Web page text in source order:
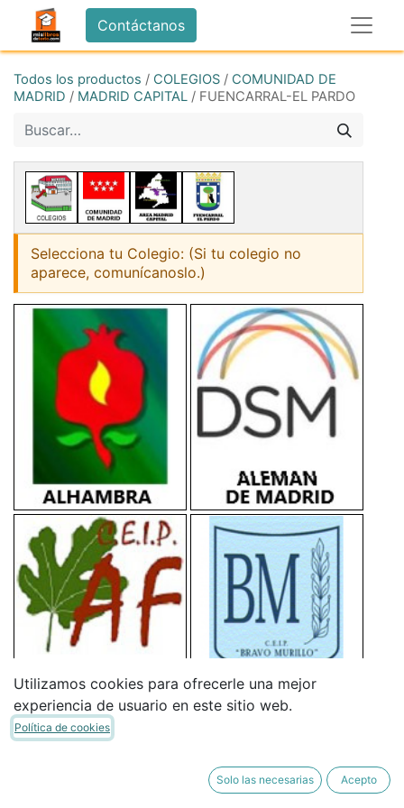
Contáctanos
Todos los productos / COLEGIOS / COMUNIDAD DE
MADRID / MADRID CAPITAL / FUENCARRAL-EL PARDO
Selecciona tu Colegio: (Si tu colegio no
aparece, comunícanoslo.)
Utilizamos cookies para ofrecerle una mejor
experiencia de usuario en este sitio web.
Política de cookies
Solo las necesarias Acepto